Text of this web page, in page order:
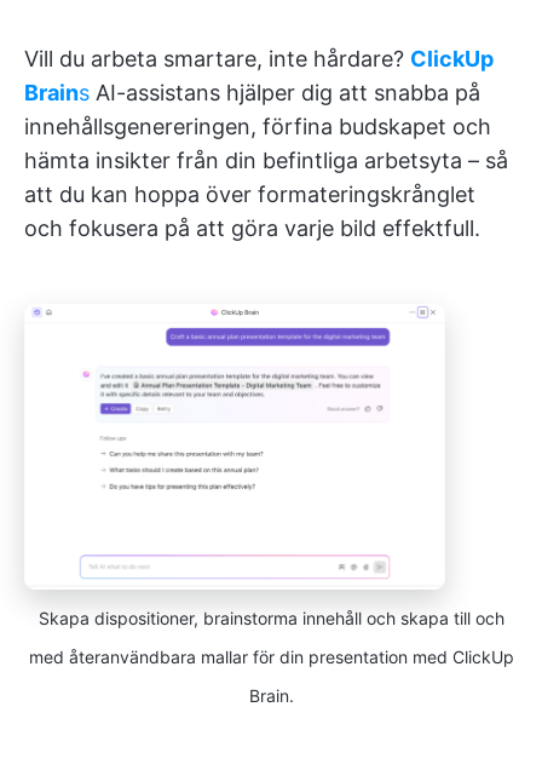
Vill du arbeta smartare, inte hårdare? ClickUp
Brains AI-assistans hjälper dig att snabba på
innehållsgenereringen, förfina budskapet och
hämta insikter från din befintliga arbetsyta – så
att du kan hoppa över formateringskrånglet
och fokusera på att göra varje bild effektfull.
Skapa dispositioner, brainstorma innehåll och skapa till och
med återanvändbara mallar för din presentation med ClickUp
Brain.